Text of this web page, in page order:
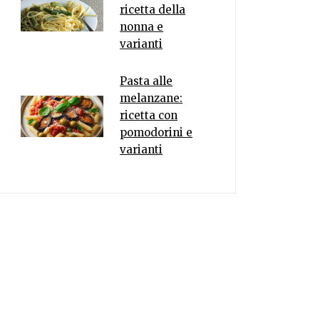
ricetta della
nonna e
varianti
Pasta alle
melanzane:
ricetta con
pomodorini e
varianti